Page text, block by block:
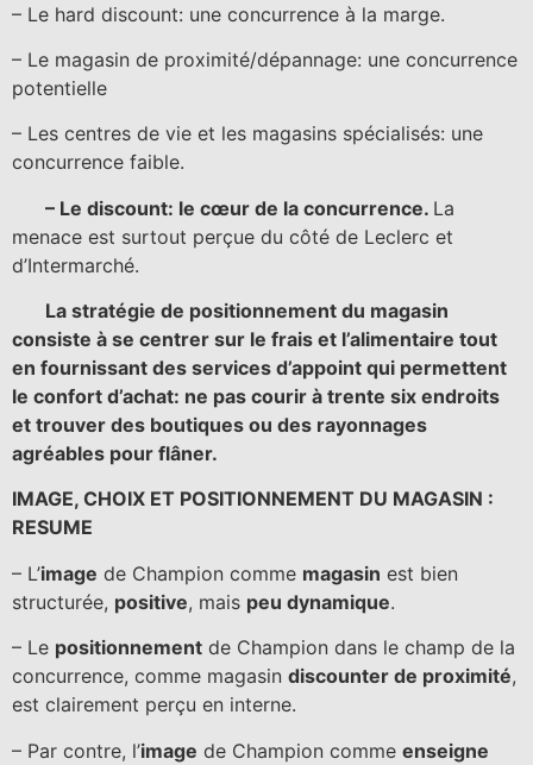
– Le hard discount: une concurrence à la marge.
– Le magasin de proximité/dépannage: une concurrence
potentielle
– Les centres de vie et les magasins spécialisés: une
concurrence faible.
– Le discount: le cœur de la concurrence. La
menace est surtout perçue du côté de Leclerc et
d’Intermarché.
La stratégie de positionnement du magasin
consiste à se centrer sur le frais et l’alimentaire tout
en fournissant des services d’appoint qui permettent
le confort d’achat: ne pas courir à trente six endroits
et trouver des boutiques ou des rayonnages
agréables pour flâner.
IMAGE, CHOIX ET POSITIONNEMENT DU MAGASIN :
RESUME
– L’image de Champion comme magasin est bien
structurée, positive, mais peu dynamique.
– Le positionnement de Champion dans le champ de la
concurrence, comme magasin discounter de proximité,
est clairement perçu en interne.
– Par contre, l’image de Champion comme enseigne